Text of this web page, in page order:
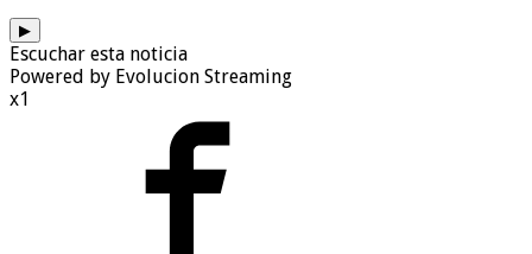
▶
Escuchar esta noticia
Powered by Evolucion Streaming
x1